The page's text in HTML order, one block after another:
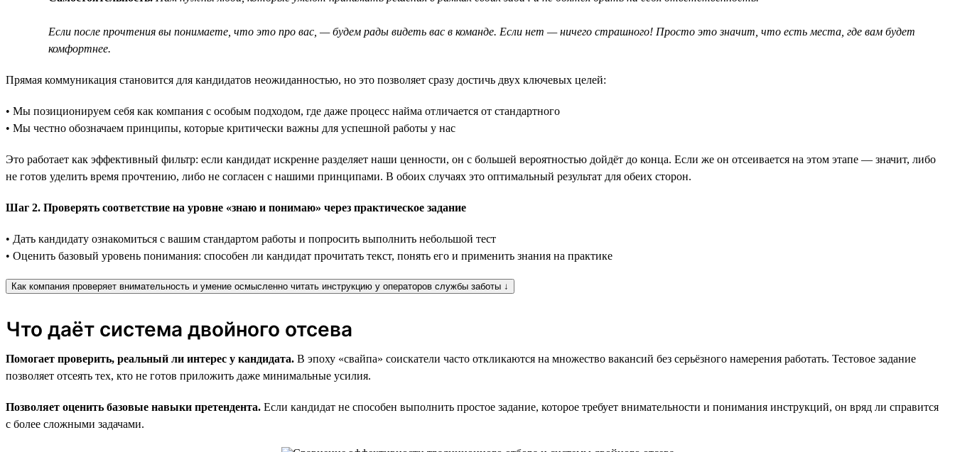
Если после прочтения вы понимаете, что это про вас, — будем рады видеть вас в команде. Если нет — ничего страшного! Просто это значит, что есть места, где вам будет
комфортнее.
Прямая коммуникация становится для кандидатов неожиданностью, но это позволяет сразу достичь двух ключевых целей:
• Мы позиционируем себя как компания с особым подходом, где даже процесс найма отличается от стандартного
• Мы честно обозначаем принципы, которые критически важны для успешной работы у нас
Это работает как эффективный фильтр: если кандидат искренне разделяет наши ценности, он с большей вероятностью дойдёт до конца. Если же он отсеивается на этом этапе — значит, либо
не готов уделить время прочтению, либо не согласен с нашими принципами. В обоих случаях это оптимальный результат для обеих сторон.
Шаг 2. Проверять соответствие на уровне «знаю и понимаю» через практическое задание
• Дать кандидату ознакомиться с вашим стандартом работы и попросить выполнить небольшой тест
• Оценить базовый уровень понимания: способен ли кандидат прочитать текст, понять его и применить знания на практике
Как компания проверяет внимательность и умение осмысленно читать инструкцию у операторов службы заботы ↓
Что даёт система двойного отсева
Помогает проверить, реальный ли интерес у кандидата. В эпоху «свайпа» соискатели часто откликаются на множество вакансий без серьёзного намерения работать. Тестовое задание
позволяет отсеять тех, кто не готов приложить даже минимальные усилия.
Позволяет оценить базовые навыки претендента. Если кандидат не способен выполнить простое задание, которое требует внимательности и понимания инструкций, он вряд ли справится
с более сложными задачами.